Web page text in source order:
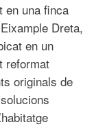
en una finca
Dreta,
en un
reformat
originals de